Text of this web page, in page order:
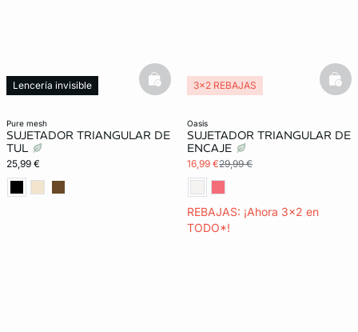
pure mesh
SUJETADOR TRIANGULAR DE
TUL
25,99 €
Lencería invisible basketfull
oasis
SUJETADOR TRIANGULAR DE
ENCAJE
16,99 €29,99 €
REBAJAS: ¡Ahora 3x2 en
TODO*!
3x2 REBAJAS